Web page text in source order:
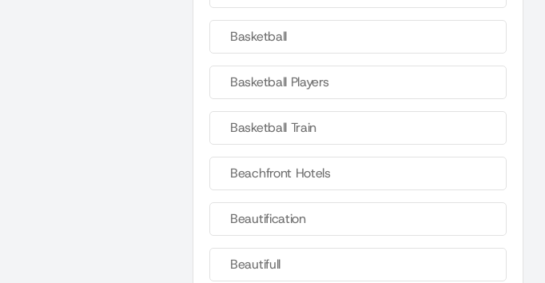
Basketball
Basketball Players
Basketball Train
Beachfront Hotels
Beautification
Beautifull